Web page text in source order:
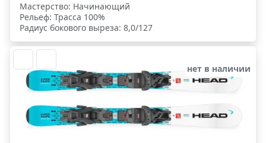
Мастерство: Начинающий
Рельеф: Трасса 100%
Радиус бокового выреза: 8,0/127
нет в наличии